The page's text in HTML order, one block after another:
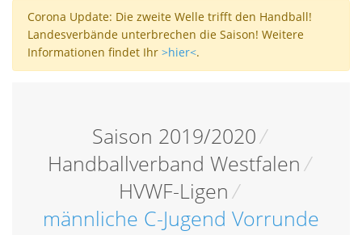
Corona Update: Die zweite Welle trifft den Handball!
Landesverbände unterbrechen die Saison! Weitere
Informationen findet Ihr >hier<.
Saison 2019/2020/
Handballverband Westfalen/
HVWF-Ligen /
männliche C-Jugend Vorrunde